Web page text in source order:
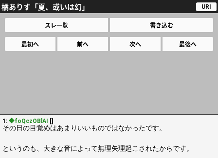
橘ありす「夏、或いは幻」 URI
スレ一覧 書き込む
最初へ 前へ 次へ 最後へ
1: ◆foQczOBlAI []
その日の目覚めはあまりいいものではなかったです。
というのも、大きな音によって無理矢理起こされたからです。